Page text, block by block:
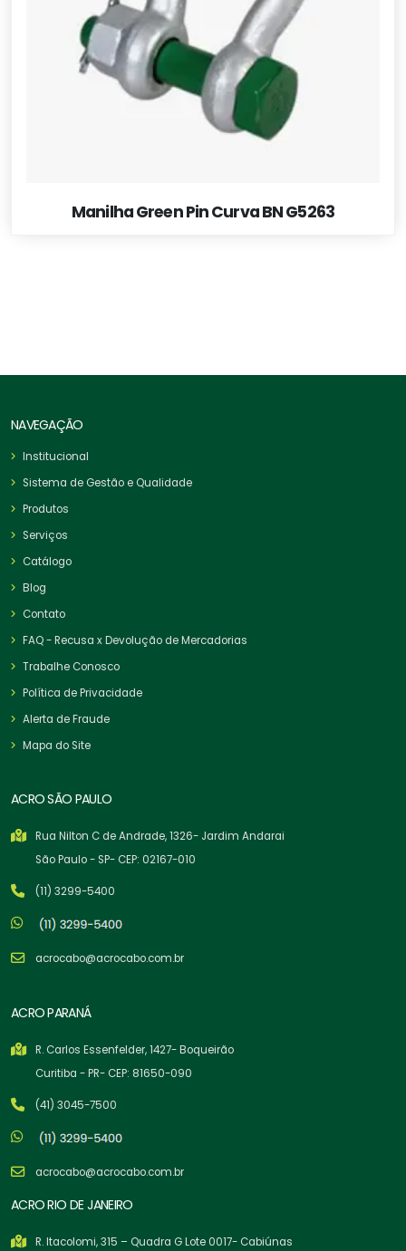
Manilha Green Pin Curva BN G5263
NAVEGAÇÃO
Institucional
Sistema de Gestão e Qualidade
Produtos
Serviços
Catálogo
Blog
Contato
FAQ - Recusa x Devolução de Mercadorias
Trabalhe Conosco
Política de Privacidade
Alerta de Fraude
Mapa do Site
ACRO SÃO PAULO
Rua Nilton C de Andrade, 1326- Jardim Andarai
São Paulo - SP- CEP: 02167-010
(11) 3299-5400
acrocabo@acrocabo.com.br
ACRO PARANÁ
R. Carlos Essenfelder, 1427- Boqueirão
Curitiba - PR- CEP: 81650-090
(41) 3045-7500
acrocabo@acrocabo.com.br
ACRO RIO DE JANEIRO
R. Itacolomi, 315 – Quadra G Lote 0017- Cabiúnas